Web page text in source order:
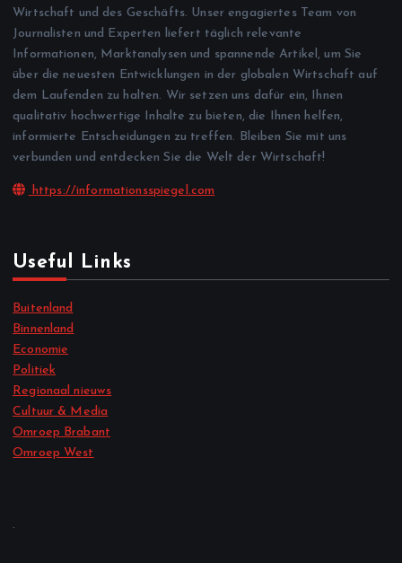
Wirtschaft und des Geschäfts. Unser engagiertes Team von
Journalisten und Experten liefert täglich relevante
Informationen, Marktanalysen und spannende Artikel, um Sie
über die neuesten Entwicklungen in der globalen Wirtschaft auf
dem Laufenden zu halten. Wir setzen uns dafür ein, Ihnen
qualitativ hochwertige Inhalte zu bieten, die Ihnen helfen,
informierte Entscheidungen zu treffen. Bleiben Sie mit uns
verbunden und entdecken Sie die Welt der Wirtschaft!
https://informationsspiegel.com
Useful Links
Buitenland
Binnenland
Economie
Politiek
Regionaal nieuws
Cultuur & Media
Omroep Brabant
Omroep West
.